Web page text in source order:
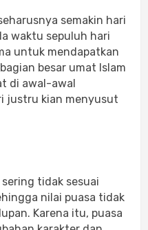
semakin hari
waktu sepuluh hari
untuk mendapatkan
besar umat Islam
di awal-awal
justru kian menyusut
tidak sesuai
nilai puasa tidak
Karena itu, puasa